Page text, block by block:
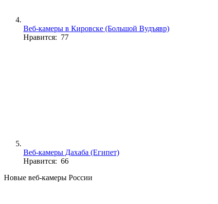
Веб-камеры в Кировске (Большой Вудъявр)
Нравится: 77
Веб-камеры Дахаба (Египет)
Нравится: 66
Новые веб-камеры России